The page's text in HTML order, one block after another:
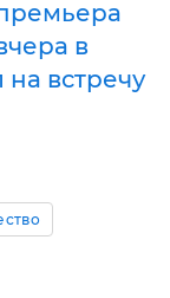
в
на встречу